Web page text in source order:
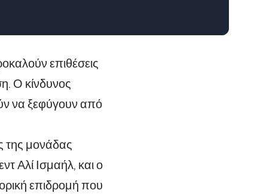
επιθέσεις
Ο κίνδυνος
να ξεφύγουν από
της μονάδας
Αλί Ισμαήλ, και ο
επιδρομή που